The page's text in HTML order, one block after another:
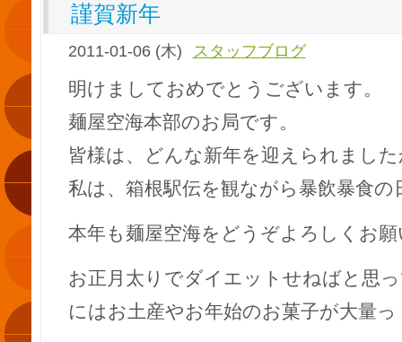
謹賀新年
2011-01-06 (木) スタッフブログ
明けましておめでとうございます。
麺屋空海本部のお局です。
皆様は、どんな新年を迎えられまし
私は、箱根駅伝を観ながら暴飲暴食の
本年も麺屋空海をどうぞよろしくお
お正月太りでダイエットせねばと思
にはお土産やお年始のお菓子が大量っ